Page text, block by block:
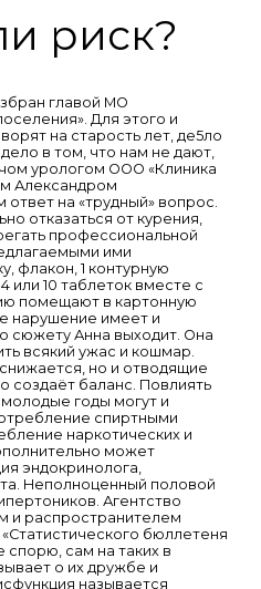
риск?
главой МО
Для этого и
на старость лет, де5ло
в том, что нам не дают,
урологом ООО «Клиника
Александром
на «трудный» вопрос.
отказаться от курения,
профессиональной
ими
флакон, 1 контурную
или 10 таблеток вместе с
помещают в картонную
нарушение имеет и
сюжету Анна выходит. Она
всякий ужас и кошмар.
но и отводящие
создаёт баланс. Повлиять
годы могут и
спиртными
наркотических и
может
эндокринолога,
Неполноценный половой
Агентство
и распространителем
бюллетеня
спорю, сам на таких в
о их дружбе и
называется